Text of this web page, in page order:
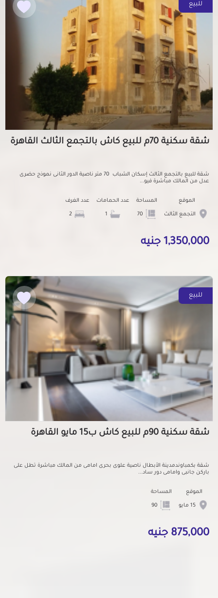
للبيع
شقة سكنية 70م للبيع كاش بالتجمع الثالث القاهرة
شقة للبيع بالتجمع الثالث إسكان الشباب 70 متر ناصية الدور الثانى نموذج حضرى
عدل من المالك مباشرة فيو...
الموقع
التجمع الثالث
المساحة عدد الحمامات عدد الغرف
1,350,000 جنيه
للبيع
شقة سكنية 90م للبيع كاش ب15 مايو القاهرة
شقة بكمباوندمدينة الأبطال ناصية علوى بحرى امامى من المالك مباشرة تطل على
باركن جانبى وامامى دور ساد...
الموقع المساحة
875,000 جنيه